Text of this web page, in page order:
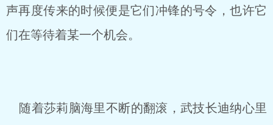
声再度传来的时候便是它们冲锋的号令，也许它
们在等待着某一个机会。
随着莎莉脑海里不断的翻滚，武技长迪纳心里